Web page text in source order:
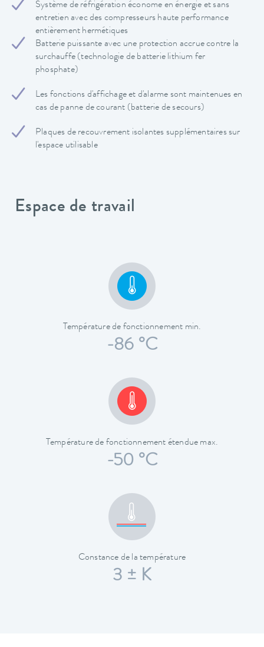
Système de réfrigération économe en énergie et sans
entretien avec des compresseurs haute performance
entièrement hermétiques
Batterie puissante avec une protection accrue contre la
surchauffe (technologie de batterie lithium fer
phosphate)
Les fonctions d'affichage et d'alarme sont maintenues en
cas de panne de courant (batterie de secours)
Plaques de recouvrement isolantes supplémentaires sur
l'espace utilisable
Espace de travail
Température de fonctionnement min.
-86 °C
Température de fonctionnement étendue max.
-50 °C
Constance de la température
3 ± K